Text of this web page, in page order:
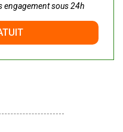
engagement sous 24h